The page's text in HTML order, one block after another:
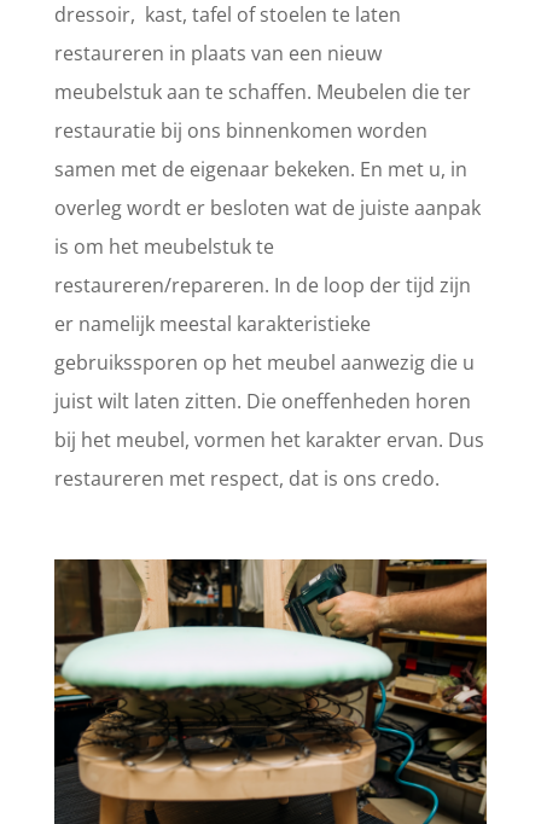
dressoir, kast, tafel of stoelen te laten
restaureren in plaats van een nieuw
meubelstuk aan te schaffen. Meubelen die ter
restauratie bij ons binnenkomen worden
samen met de eigenaar bekeken. En met u, in
overleg wordt er besloten wat de juiste aanpak
is om het meubelstuk te
restaureren/repareren. In de loop der tijd zijn
er namelijk meestal karakteristieke
gebruikssporen op het meubel aanwezig die u
juist wilt laten zitten. Die oneffenheden horen
bij het meubel, vormen het karakter ervan. Dus
restaureren met respect, dat is ons credo.